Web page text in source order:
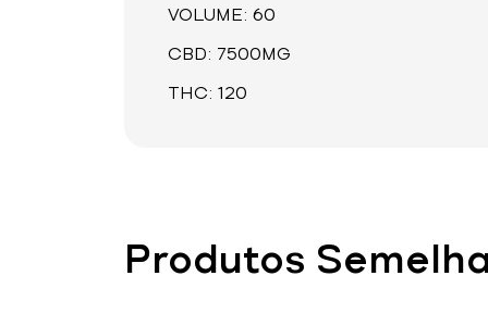
VOLUME: 60
CBD: 7500MG
THC: 120
Produtos